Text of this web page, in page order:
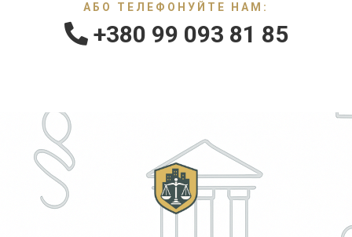
АБО ТЕЛЕФОНУЙТЕ НАМ:
+380 99 093 81 85